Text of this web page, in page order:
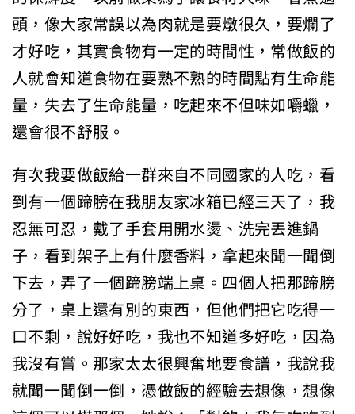
頭，像大家常誤以為肉就是要燉很久，要爛了
才好吃，其實食物有一定的時間性，常做飯的
人就會知道食物在要熟不熟的時間點有生命能
量，失去了生命能量，吃起來不但味如嚼蠟，
還會很不舒服。
有次我要做飯給一群來自不同國家的人吃，看
到有一個蹄膀在我朋友家冰箱已經三天了，我
忍無可忍，戴了手套用開水燙、洗完丟進鍋
子，看到架子上有什麼香料，拿起來聞一聞倒
下去，弄了一個蹄膀端上桌。四個人把那蹄膀
分了，桌上還有別的東西，但他們把它吃得一
口不剩，說好好吃，我也不知道多好吃，因為
我沒有嘗。那家太太很興奮地要食譜，我說我
就聞一聞倒一倒，憑做飯的經驗去想像，想像